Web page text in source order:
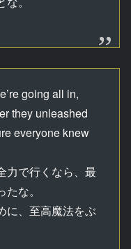
going all in,
they unleashed
everyone knew
力で行くなら、最
な。
に、至高魔法をぶ